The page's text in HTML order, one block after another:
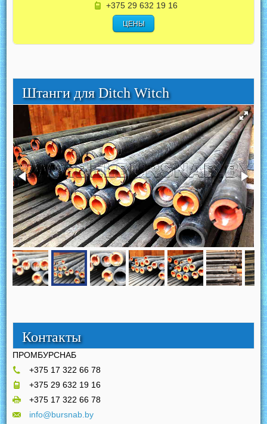
+375 29 632 19 16
ЦЕНЫ
Штанги для Ditch Witch
Контакты
ПРОМБУРСНАБ
+375 17 322 66 78
+375 29 632 19 16
+375 17 322 66 78
info@bursnab.by